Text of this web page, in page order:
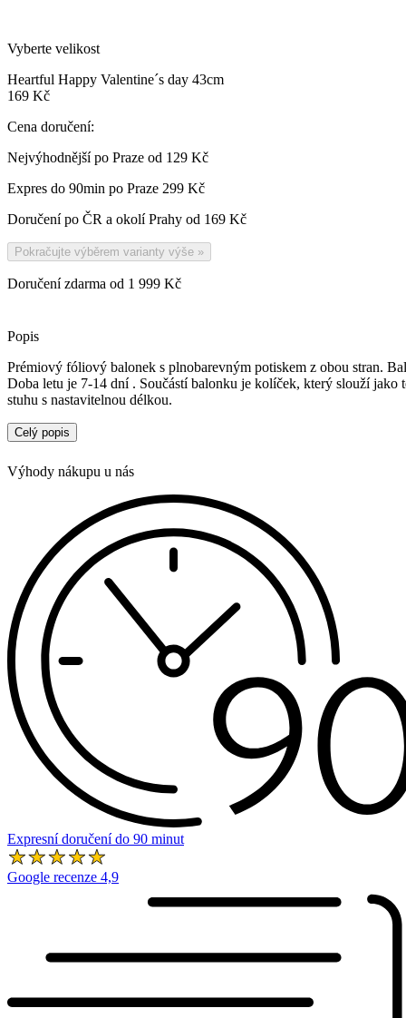
Popis
Prémiový fóliový balonek s plnobarevným potiskem z obou stran.
Doba letu je 7-14 dní . Součástí balonku je kolíček, který slouží jako
stuhu s nastavitelnou délkou.
Celý popis
Vyberte velikost
Heartful Happy Valentine´s day 43cm
169 Kč
Cena doručení:
Nejvýhodnější po Praze od 129 Kč
Expres do 90min po Praze 299 Kč
Doručení po ČR a okolí Prahy od 169 Kč
Pokračujte výběrem varianty výše »
Doručení zdarma od 1 999 Kč
Výhody nákupu u nás
Expresní doručení do 90 minut
Google recenze 4,9